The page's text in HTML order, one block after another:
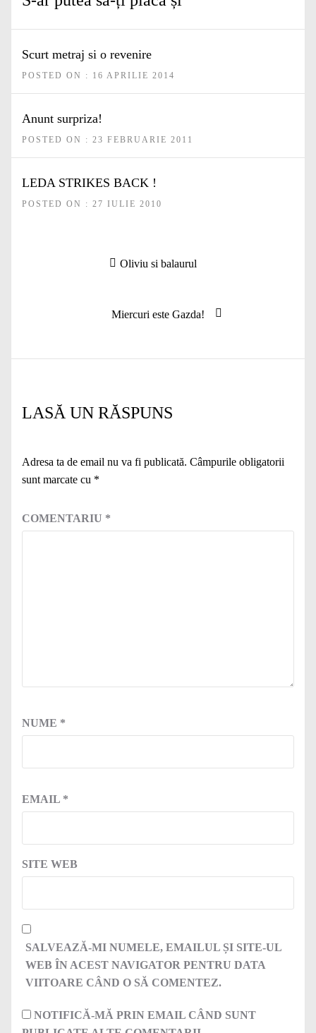
Scurt metraj si o revenire
POSTED ON : 16 APRILIE 2014
Anunt surpriza!
POSTED ON : 23 FEBRUARIE 2011
LEDA STRIKES BACK !
POSTED ON : 27 IULIE 2010
Articolul
Oliviu si balaurul
Articolul
Miercuri este Gazda!
LASĂ UN RĂSPUNS
Adresa ta de email nu va fi publicată. Câmpurile obligatorii
sunt marcate cu *
COMENTARIU *
NUME *
EMAIL *
SITE WEB
SALVEAZĂ-MI NUMELE, EMAILUL ȘI SITE-UL
WEB ÎN ACEST NAVIGATOR PENTRU DATA
VIITOARE CÂND O SĂ COMENTEZ.
NOTIFICĂ-MĂ PRIN EMAIL CÂND SUNT